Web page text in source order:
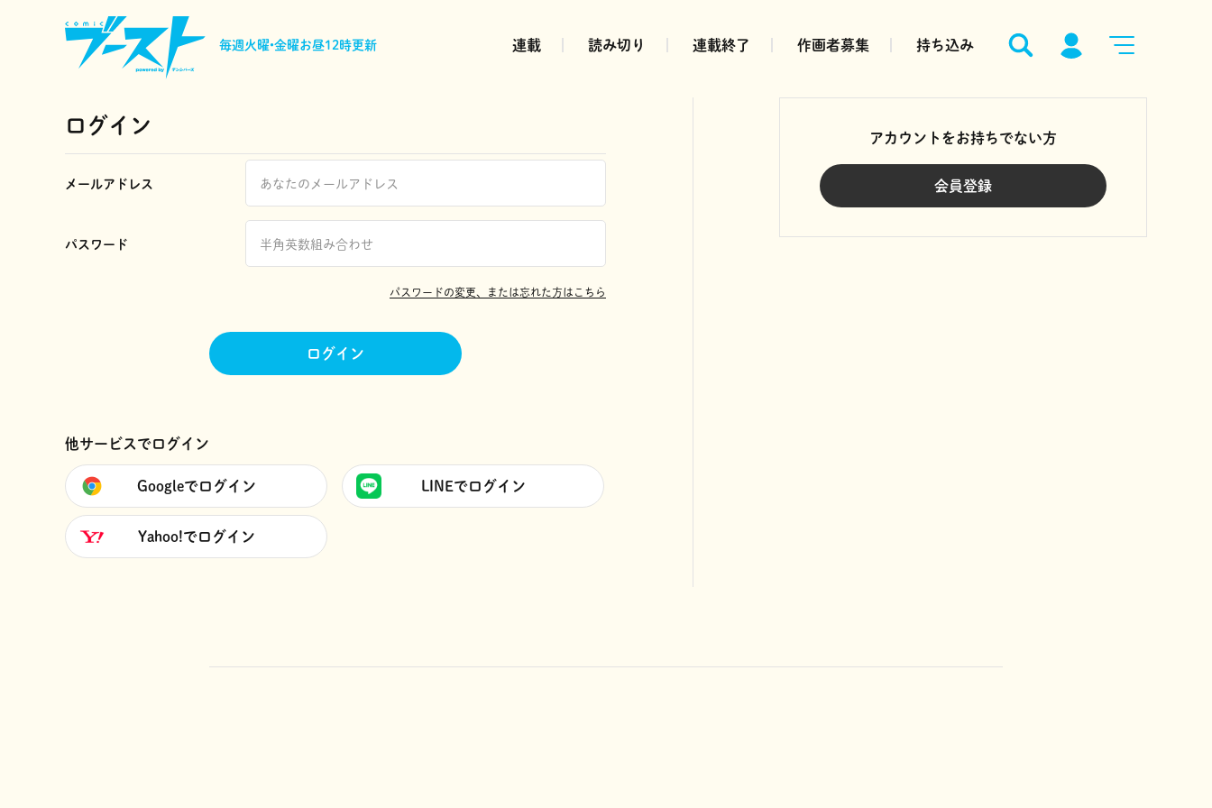
毎週火曜•金曜お昼12時更新 連載 読み切り 連載終了 作画者募集 持ち込み
ログイン
メールアドレス
パスワード
パスワードの変更、または忘れた方はこちら
ログイン
他サービスでログイン
Googleでログイン LINEでログイン
Yahoo!でログイン
アカウントをお持ちでない方
会員登録